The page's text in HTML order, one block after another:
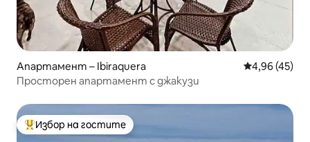
Апартамент – Ibiraquera Средна
4,96 (45)
Просторен апартамент с джакузи
Най-популярен избор на гостите
Избор на гостите